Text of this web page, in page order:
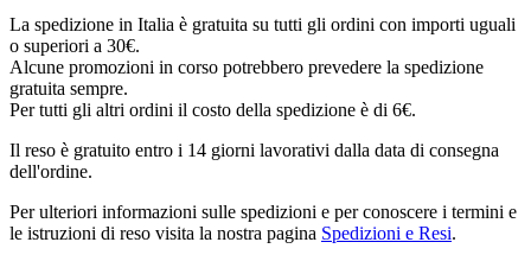
La spedizione in Italia è gratuita su tutti gli ordini con importi uguali
o superiori a 30€.
Alcune promozioni in corso potrebbero prevedere la spedizione
gratuita sempre.
Per tutti gli altri ordini il costo della spedizione è di 6€.
Il reso è gratuito entro i 14 giorni lavorativi dalla data di consegna
dell'ordine.
Per ulteriori informazioni sulle spedizioni e per conoscere i termini e
le istruzioni di reso visita la nostra pagina Spedizioni e Resi.